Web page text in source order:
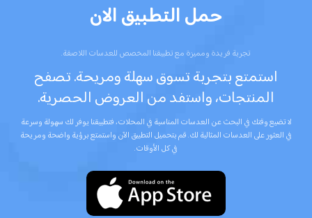
حمل التطبيق الان
تجربة فريدة ومميزة مع تطبيقنا المخصص للعدسات اللاصقة.
استمتع بتجربة تسوق سهلة ومريحة. تصفح
المنتجات، واستفد من العروض الحصرية.
لا تضيع وقتك في البحث عن العدسات المناسبة في المحلات، فتطبيقنا يوفر لك سهولة وسرعة
في العثور على العدسات المثالية لك. قم بتحميل التطبيق الآن واستمتع برؤية واضحة ومريحة
في كل الأوقات.